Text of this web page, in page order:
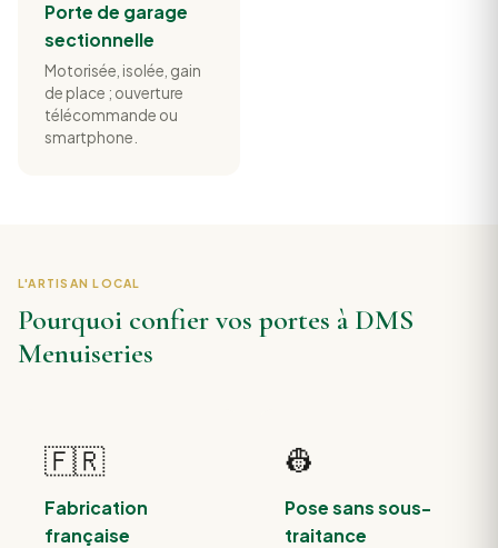
Porte de garage
sectionnelle
Motorisée, isolée, gain
de place ; ouverture
télécommande ou
smartphone.
L'ARTISAN LOCAL
Pourquoi confier vos portes à DMS
Menuiseries
🇫🇷
Fabrication
française
👷
Pose sans sous-
traitance